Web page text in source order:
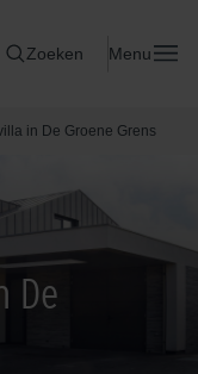
Zoeken Menu
in De Groene Grens
De